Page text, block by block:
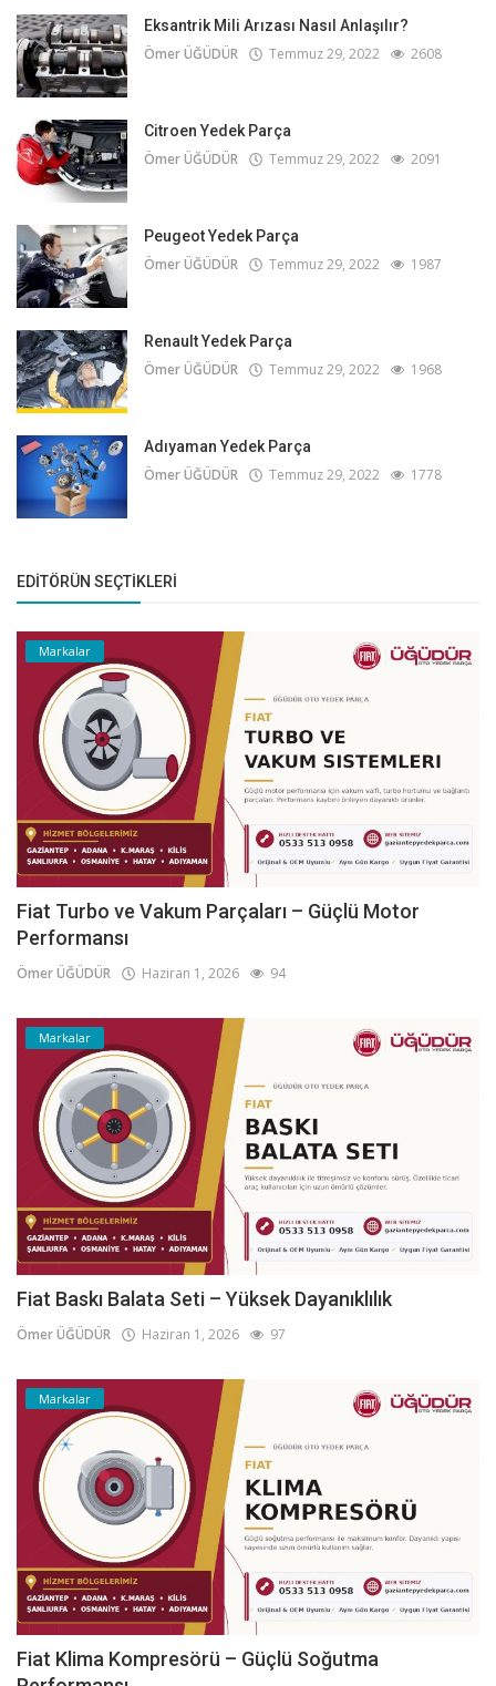
Eksantrik Mili Arızası Nasıl Anlaşılır?
Ömer ÜĞÜDÜR Temmuz 29, 2022 2608
Citroen Yedek Parça
Ömer ÜĞÜDÜR Temmuz 29, 2022 2091
Peugeot Yedek Parça
Ömer ÜĞÜDÜR Temmuz 29, 2022 1987
Renault Yedek Parça
Ömer ÜĞÜDÜR Temmuz 29, 2022 1968
Adıyaman Yedek Parça
Ömer ÜĞÜDÜR Temmuz 29, 2022 1778
EDITÖRÜN SEÇTIKLERI
Markalar
Fiat Turbo ve Vakum Parçaları – Güçlü Motor
Performansı
Ömer ÜĞÜDÜR Haziran 1, 2026 94
Markalar
Fiat Baskı Balata Seti – Yüksek Dayanıklılık
Ömer ÜĞÜDÜR Haziran 1, 2026 97
Markalar
Fiat Klima Kompresörü – Güçlü Soğutma